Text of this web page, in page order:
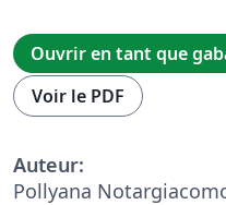
Ouvrir en tant que
Voir le PDF
Auteur:
Pollyana